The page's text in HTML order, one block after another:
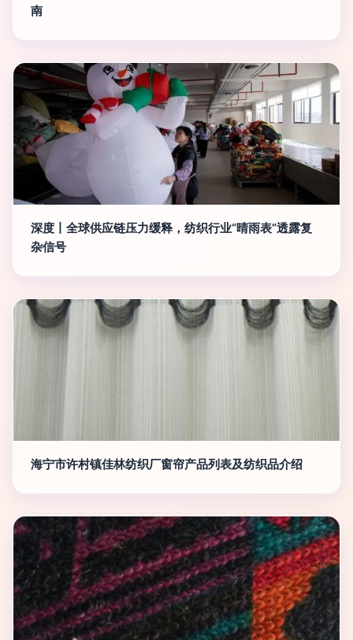
南
深度丨全球供应链压力缓释，纺织行业“晴雨表”透露复
杂信号
海宁市许村镇佳林纺织厂窗帘产品列表及纺织品介绍